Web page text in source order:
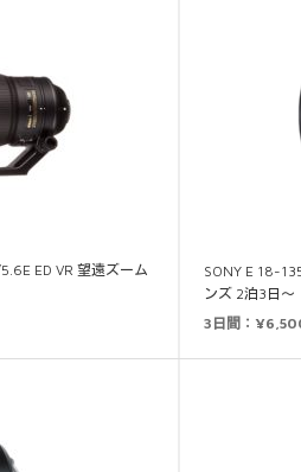
ED VR 望遠ズーム
SONY E 18-
ンズ 2泊3日～
3日間：